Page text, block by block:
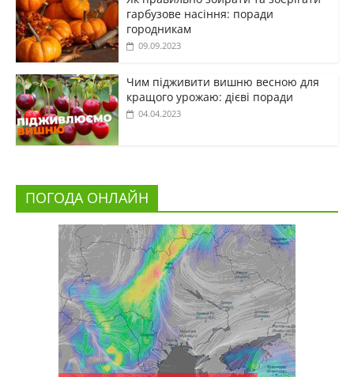
гарбузове насіння: поради
городникам
09.09.2023
Чим підживити вишню весною для
кращого урожаю: дієві поради
04.04.2023
ПОГОДА ОНЛАЙН